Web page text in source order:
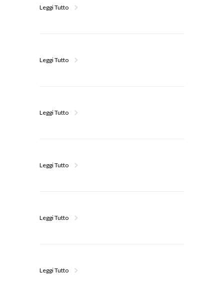
Leggi Tutto
Leggi Tutto
Leggi Tutto
Leggi Tutto
Leggi Tutto
Leggi Tutto